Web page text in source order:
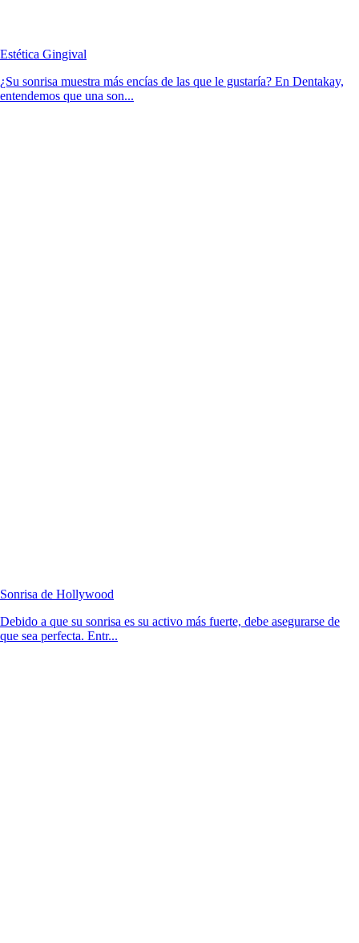
Estética Gingival
¿Su sonrisa muestra más encías de las que le gustaría? En Dentakay,
entendemos que una son...
Sonrisa de Hollywood
Debido a que su sonrisa es su activo más fuerte, debe asegurarse de
que sea perfecta. Entr...